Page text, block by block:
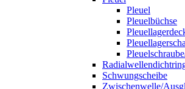
Pleuel
Pleuelbüchse
Schwungscheibe
Zwischenwelle/